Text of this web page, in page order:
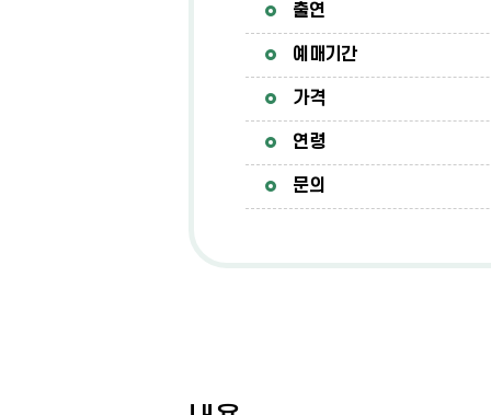
출연
예매기간
가격
연령
문의